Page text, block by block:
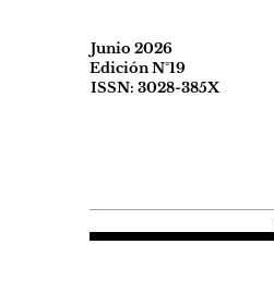
Junio 2026
Edición N°19
ISSN: 3028-385X